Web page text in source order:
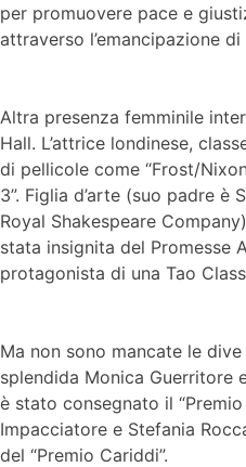
per promuovere pace e
attraverso l’emancipazione
Altra presenza femminile
Hall. L’attrice londinese,
di pellicole come “Frost/
3”. Figlia d’arte (suo padre è
Royal Shakespeare
stata insignita del Promesse
protagonista di una Tao
Ma non sono mancate le
splendida Monica Guerritore
è stato consegnato il
Impacciatore e Stefania
del “Premio Cariddi”.